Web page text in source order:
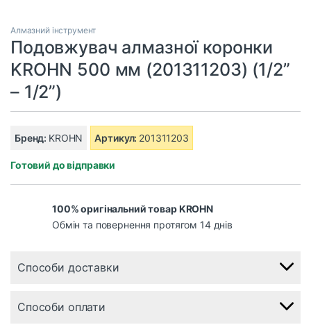
Алмазний інструмент
Подовжувач алмазної коронки
KROHN 500 мм (201311203) (1/2”
– 1/2”)
Бренд: KROHN Артикул: 201311203
Готовий до відправки
100% оригінальний товар KROHN
Обмін та повернення протягом 14 днів
Способи доставки
Способи оплати